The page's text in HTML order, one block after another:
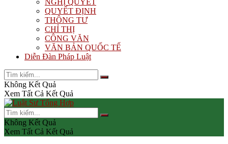
NGHỊ QUYẾT
QUYẾT ĐỊNH
THÔNG TƯ
CHỈ THỊ
CÔNG VĂN
VĂN BẢN QUỐC TẾ
Diễn Đàn Pháp Luật
Không Kết Quả
Xem Tất Cả Kết Quả
Không Kết Quả
Xem Tất Cả Kết Quả